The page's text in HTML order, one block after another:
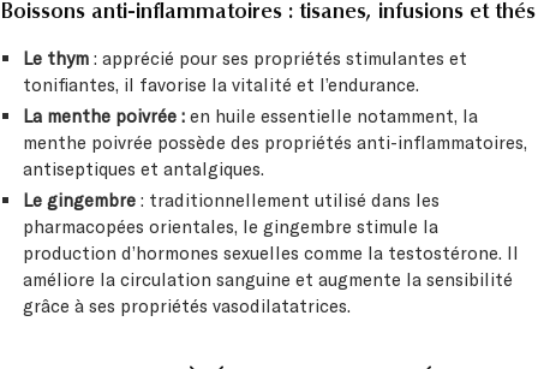
Boissons anti-inflammatoires : tisanes, infusions et thés
Le thym: apprécié pour ses propriétés stimulantes et
tonifiantes, il favorise la vitalité et l’endurance.
La menthe poivrée :en huile essentielle notamment, la
menthe poivrée possède des propriétés anti-inflammatoires,
antiseptiques et antalgiques.
Le gingembre: traditionnellement utilisé dans les
pharmacopées orientales, le gingembre stimule la
production d’hormones sexuelles comme la testostérone. Il
améliore la circulation sanguine et augmente la sensibilité
grâce à ses propriétés vasodilatatrices.